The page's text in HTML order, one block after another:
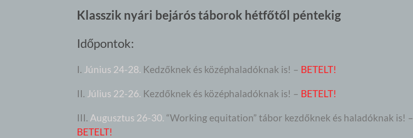
Klasszik nyári bejárós táborok hétfőtől péntekig
Időpontok:
I. Június 24-28. Kedzőknek és középhaladóknak is! – BETELT!
II. Július 22-26. Kezdőknek és középhaladóknak is! – BETELT!
III. Augusztus 26-30. “Working equitation” tábor kezdőknek és haladóknak is! –
BETELT!